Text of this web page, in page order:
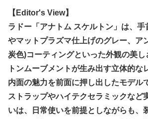
【Editor's View】
ラドー「アナトム スケルトン」は、手
やマットプラズマ仕上げのグレー、ア
炭色)コーティングといった外観の美
トンムーブメントが生み出す立体的な
内面の魅力を前面に押し出したモデル
ストラップやハイテクセラミックなど
いは、日常使いを前提としながらも、